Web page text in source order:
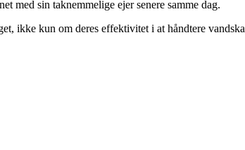
med sin taknemmelige ejer senere samme dag.
ikke kun om deres effektivitet i at håndtere